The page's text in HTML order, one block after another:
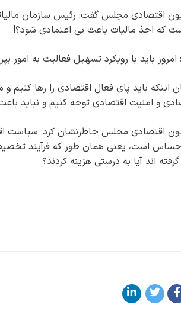
اقتصادی مجلس گفت: رئیس سازمان
که اخذ مالیات باعث بی اعتمادی شود؟!
امروز باید با رویکرد تسهیل فعالیت به
اینکه باید پای فعال اقتصادی را رها کنیم
و امنیت اقتصادی توجه کنیم و نباید باعث
اقتصادی مجلس خاطرنشان کرد: سیاست
است، یعنی همان طور که فرآیند تخصیص
گرفته اند آیا به درستی هزینه کردند؟